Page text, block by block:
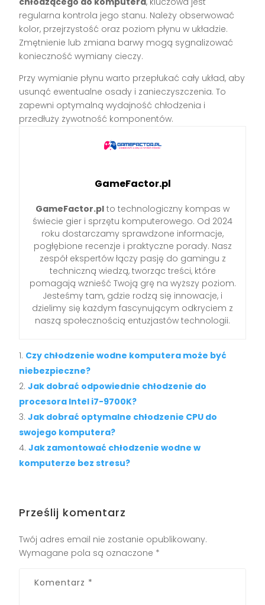
regularna kontrola jego stanu. Należy obserwować
kolor, przejrzystość oraz poziom płynu w układzie.
Zmętnienie lub zmiana barwy mogą sygnalizować
konieczność wymiany cieczy.
Przy wymianie płynu warto przepłukać cały układ, aby
usunąć ewentualne osady i zanieczyszczenia. To
zapewni optymalną wydajność chłodzenia i
przedłuży żywotność komponentów.
GameFactor.pl
GameFactor.pl to technologiczny kompas w
świecie gier i sprzętu komputerowego. Od 2024
roku dostarczamy sprawdzone informacje,
pogłębione recenzje i praktyczne porady. Nasz
zespół ekspertów łączy pasję do gamingu z
techniczną wiedzą, tworząc treści, które
pomagają wznieść Twoją grę na wyższy poziom.
Jesteśmy tam, gdzie rodzą się innowacje, i
dzielimy się każdym fascynującym odkryciem z
naszą społecznością entuzjastów technologii.
Czy chłodzenie wodne komputera może być
niebezpieczne?
Jak dobrać odpowiednie chłodzenie do
procesora Intel i7-9700K?
Jak dobrać optymalne chłodzenie CPU do
swojego komputera?
Jak zamontować chłodzenie wodne w
komputerze bez stresu?
Prześlij komentarz
Twój adres email nie zostanie opublikowany.
Wymagane pola są oznaczone *